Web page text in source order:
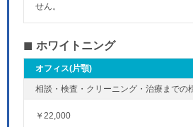
せん。
ホワイトニング
オフィス(片顎)
￥22,000